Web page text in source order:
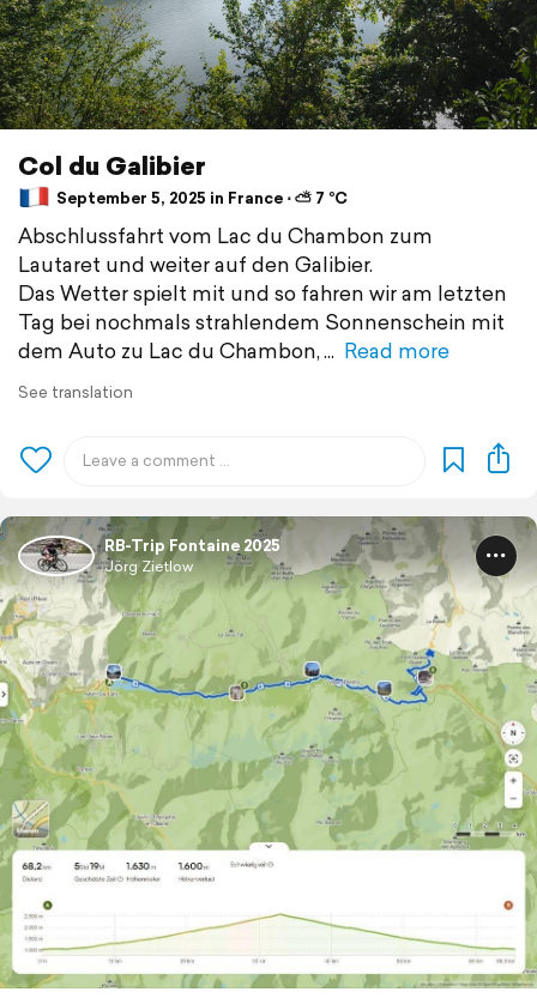
Col du Galibier
September 5, 2025 in France ⋅ ⛅ 7 °C
Abschlussfahrt vom Lac du Chambon zum
Lautaret und weiter auf den Galibier.
Das Wetter spielt mit und so fahren wir am letzten
Tag bei nochmals strahlendem Sonnenschein mit
dem Auto zu Lac du Chambon,
Read more
See translation
RB-Trip Fontaine 2025
Jörg Zietlow